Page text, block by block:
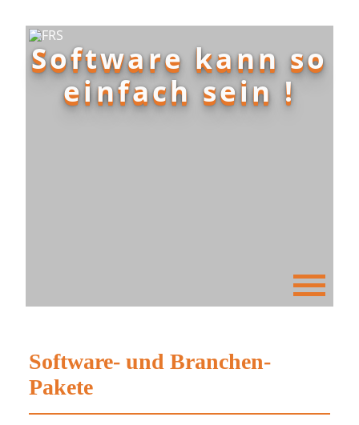
Software kann so
einfach sein !
Software- und Branchen-
Pakete